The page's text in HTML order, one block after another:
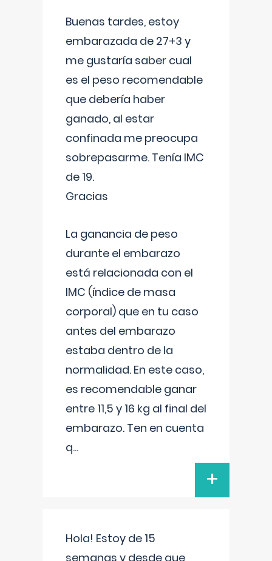
Buenas tardes, estoy
embarazada de 27+3 y
me gustaría saber cual
es el peso recomendable
que debería haber
ganado, al estar
confinada me preocupa
sobrepasarme. Tenía IMC
de 19.
Gracias
La ganancia de peso
durante el embarazo
está relacionada con el
IMC (índice de masa
corporal) que en tu caso
antes del embarazo
estaba dentro de la
normalidad. En este caso,
es recomendable ganar
entre 11,5 y 16 kg al final del
embarazo. Ten en cuenta
q...
+
Hola! Estoy de 15
semanas y desde que